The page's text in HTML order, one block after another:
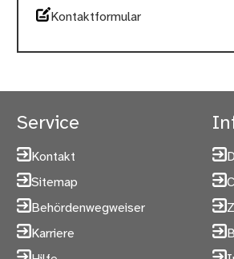
Kontaktformular
Service
Kontakt
Sitemap
Behördenwegweiser
Karriere